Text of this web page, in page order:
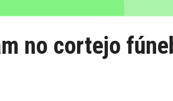
no cortejo